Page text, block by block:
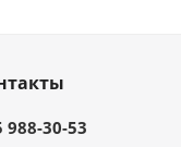
988-30-53